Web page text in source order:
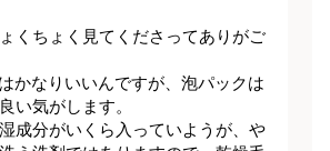
くちょく見てくださってありがご
かなりいいんですが、泡パックは
い気がします。
成分がいくら入っていようが、や